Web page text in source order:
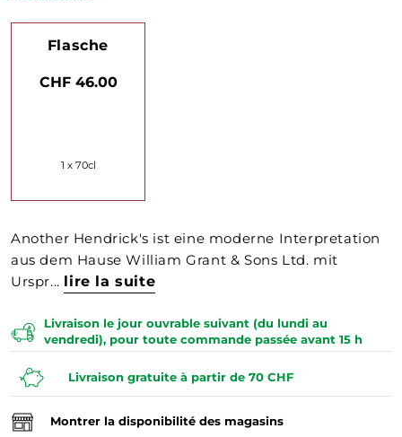
Flasche
CHF 46.00
1 x 70cl
Another Hendrick's ist eine moderne Interpretation
aus dem Hause William Grant & Sons Ltd. mit
Urspr... lire la suite
Livraison le jour ouvrable suivant (du lundi au
vendredi), pour toute commande passée avant 15 h
Livraison gratuite à partir de 70 CHF
Montrer la disponibilité des magasins